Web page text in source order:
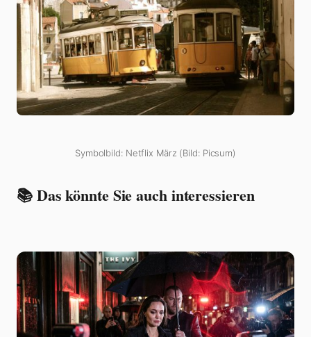
Symbolbild: Netflix März (Bild: Picsum)
📚 Das könnte Sie auch interessieren